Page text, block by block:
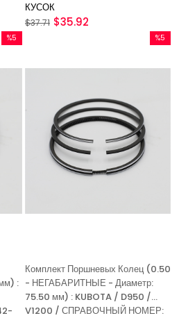
КУСОК
$35.92
$37.71
:
%5
%5Скидка
Комплект Поршневых Колец (0.50
- НЕГАБАРИТНЫЕ - Диаметр:
75.50 мм) : KUBOTA / D950 /
V1200 / СПРАВОЧНЫЙ НОМЕР:
%5